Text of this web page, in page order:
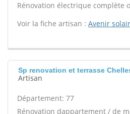
Rénovation électrique complète
Voir la fiche artisan : Avenir
Sp renovation et terrasse
Artisan
Département: 77
Rénovation dappartement / de